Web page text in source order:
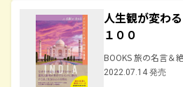
人生観が変わ
１００
BOOKS 旅の名言＆
2022.07.14 発売